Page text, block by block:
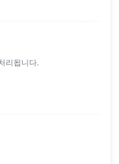
리됩니다.